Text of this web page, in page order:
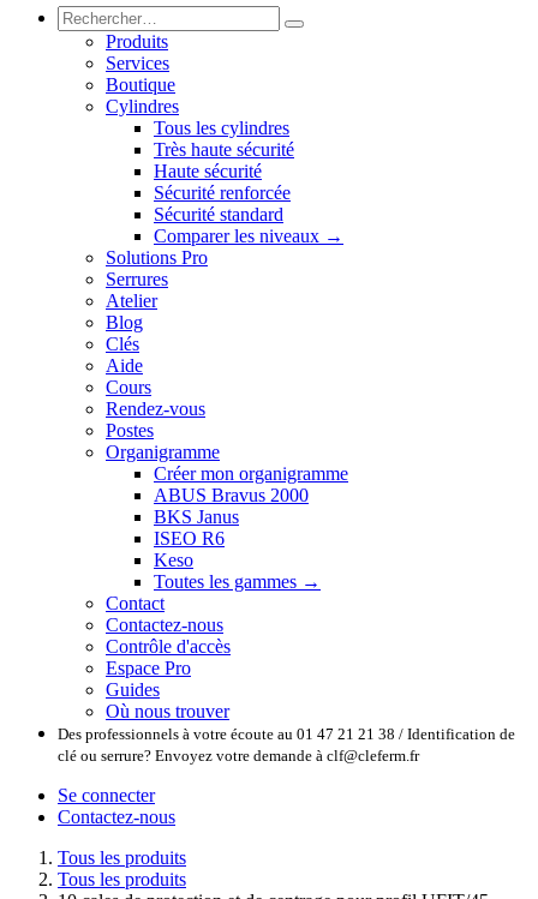
Produits
Services
Boutique
Cylindres
Tous les cylindres
Très haute sécurité
Haute sécurité
Sécurité renforcée
Sécurité standard
Comparer les niveaux →
Solutions Pro
Serrures
Atelier
Blog
Clés
Aide
Cours
Rendez-vous
Postes
Organigramme
Créer mon organigramme
ABUS Bravus 2000
BKS Janus
ISEO R6
Keso
Toutes les gammes →
Contact
Contactez-nous
Contrôle d'accès
Espace Pro
Guides
Où nous trouver
Des professionnels à votre écoute au 01 47 21 21 38 / Identification de
clé ou serrure? Envoyez votre demande à clf@cleferm.fr
Se connecter
Contactez-nous
Tous les produits
Tous les produits